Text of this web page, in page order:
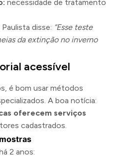
necessidade de tratamento
disse: “Esse teste
da extinção no inverno
acessível
é bom usar métodos
A boa notícia:
oferecem serviços
cadastrados.
2 anos: